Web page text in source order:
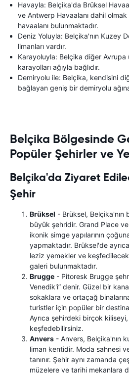
Havayla: Belçika'da Brüksel
ve Antwerp Havaalanı dahil
havaalanı bulunmaktadır.
Deniz Yoluyla: Belçika'nın Kuzey
limanları vardır.
Karayoluyla: Belçika diğer
karayolları ağıyla bağlıdır.
Demiryolu ile: Belçika, kendisini
bağlayan geniş bir demiryolu
Belçika Bölgesinde
Popüler Şehirler ve
Belçika'da Ziyaret
Şehir
Brüksel - Brüksel,
büyük şehridir. Grand Place
ikonik simge yapılarının
yapmaktadır. Brüksel'de
leziz yemekler ve
galeri bulunmaktadır.
Brugge - Pitoresk Brugge
Venedik'i” denir. Güzel bir
sokaklara ve ortaçağ
turistler için popüler bir
Ayrıca şehirdeki birçok
keşfedebilirsiniz.
Anvers - Anvers, Belçika'nın
liman kentidir. Moda sahnesi
tanınır. Şehir aynı zamanda
müzelere ve tarihi mekanlara